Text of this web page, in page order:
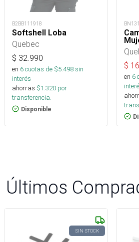
B2BB111918
Softshell Loba
Quebec
$ 32.990
en 6cuotas de $5.498sin
interés
ahorras $1.320 por
transferencia.
Disponible
$
en 6
Últimos
SIN STOCK